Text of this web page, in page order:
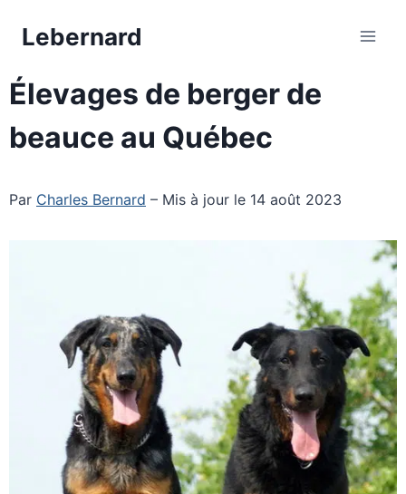
contenu
Lebernard
Élevages de berger de
beauce au Québec
Par Charles Bernard – Mis à jour le 14 août 2023